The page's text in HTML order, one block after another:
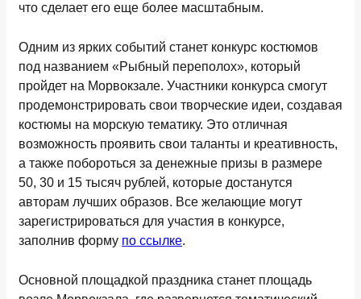
что сделает его еще более масштабным.
Одним из ярких событий станет конкурс костюмов
под названием «Рыбный переполох», который
пройдет на Морвокзале. Участники конкурса смогут
продемонстрировать свои творческие идеи, создавая
костюмы на морскую тематику. Это отличная
возможность проявить свои таланты и креативность,
а также побороться за денежные призы в размере
50, 30 и 15 тысяч рублей, которые достанутся
авторам лучших образов. Все желающие могут
зарегистрироваться для участия в конкурсе,
заполнив форму по ссылке.
Основной площадкой праздника станет площадь